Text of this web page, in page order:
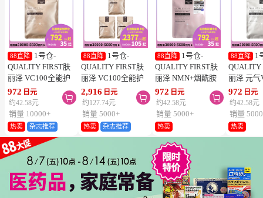
88直降
1号仓-
QUALITY FIRST肤
丽泽 VC100全能护
理面膜 7片
972 日元
约42.58元

销量 10000+
热卖 杂志推荐
88直降
1号仓-
QUALITY FIRST肤
丽泽 VC100全能护
理面膜 7片 3个装
2,916 日元
约127.74元

销量 5000+
热卖 杂志推荐
88直降
1号仓-
QUALITY FIRST肤
丽泽 NMN+烟酰胺
多重焕活面膜 7片
972 日元
约42.58元

销量 5000+
热卖
88直降
1
QUALITY
丽泽 元气
白保湿面
维生素C
片
972 日元
约42.58元
销量
热卖